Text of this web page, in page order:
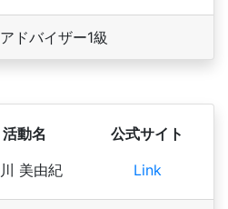
ドバイザー1級
活動名
美由紀
公式サイト
Link